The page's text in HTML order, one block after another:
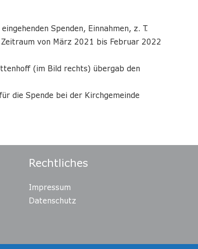
Spenden, Einnahmen, z. T.
von März 2021 bis Februar 2022
(im Bild rechts) übergab den
die Spende bei der Kirchgemeinde
Rechtliches
Impressum
Datenschutz